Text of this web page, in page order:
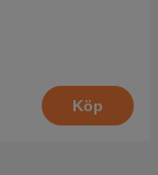
Köp